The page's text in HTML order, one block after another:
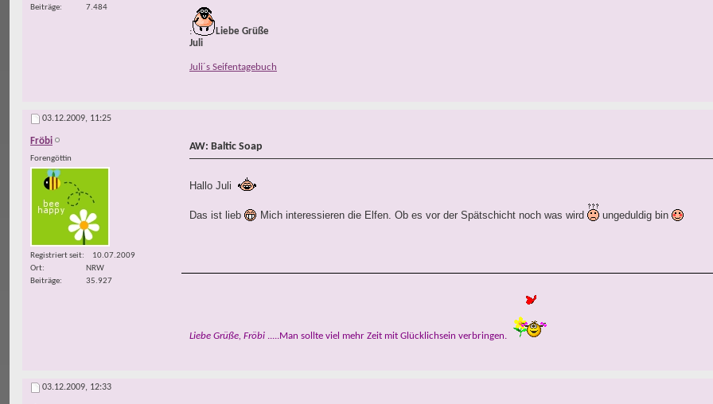
Beiträge
7.484
:
Liebe Grüße
Juli
Juli´s Seifentagebuch
03.12.2009, 11:25
Fröbi
Forengöttin
Registriert seit
10.07.2009
Ort
NRW
Beiträge
35.927
AW: Baltic Soap
Hallo Juli
Das ist lieb Mich interessieren die Elfen. Ob es vor der Spätschicht noch was wird ungeduldig bin
Liebe Grüße, Fröbi .....Man sollte viel mehr Zeit mit Glücklichsein verbringen.
03.12.2009, 12:33